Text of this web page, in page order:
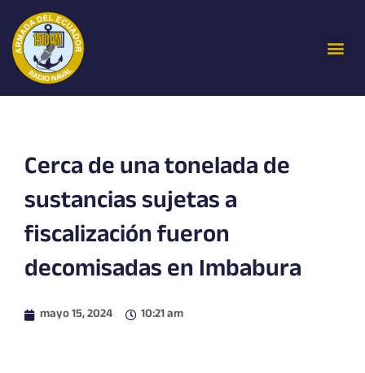
contenido
Cerca de una tonelada de
sustancias sujetas a
fiscalización fueron
decomisadas en Imbabura
mayo 15, 2024 10:21 am